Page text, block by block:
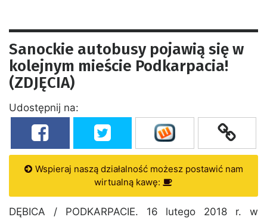
Sanockie autobusy pojawią się w
kolejnym mieście Podkarpacia!
(ZDJĘCIA)
Udostępnij na:
Wspieraj naszą działalność możesz postawić nam
wirtualną kawę:
DĘBICA / PODKARPACIE. 16 lutego 2018 r. w